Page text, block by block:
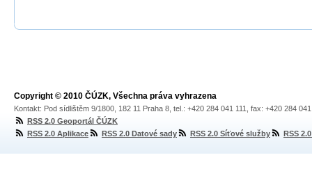
Copyright © 2010 ČÚZK, Všechna práva vyhrazena
Kontakt: Pod sídlištěm 9/1800, 182 11 Praha 8, tel.: +420 284 041 111, fax: +420 284
RSS 2.0 Geoportál ČÚZK
RSS 2.0 Aplikace
RSS 2.0 Datové sady RSS 2.0 Síťové služby RSS